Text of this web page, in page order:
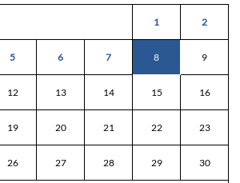
1 2
5 6 7 8 9
12 13 14 15 16
19 20 21 22 23
26 27 28 29 30